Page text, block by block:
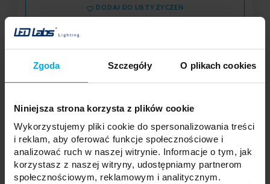
Zgoda Szczegóły O plikach cookies
Niniejsza strona korzysta z plików cookie
Wykorzystujemy pliki cookie do spersonalizowania treści
i reklam, aby oferować funkcje społecznościowe i
analizować ruch w naszej witrynie. Informacje o tym, jak
korzystasz z naszej witryny, udostępniamy partnerom
społecznościowym, reklamowym i analitycznym.
DODAJ DO LISTY ŻYCZEŃ
Podmiot odpowiedzialny: IDEA LED Spółka z o.o., Masłów Pierwszy,
ul. Jana Pieniążka 6 a, 26-001 Masłów | Kontakt:
biuro@idealed.eu
Łącznik do szynoprzewodów 1f prosty
czarny
20-0001-05
Kolor obudowy szynoprzewody:
Czarny
Kształt łącznika szynoprzewody:
Prosty
Ilość faz szynoprzewody:
1